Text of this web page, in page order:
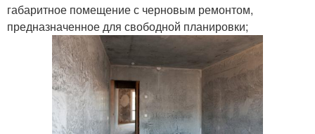
габаритное помещение с черновым ремонтом,
предназначенное для свободной планировки;